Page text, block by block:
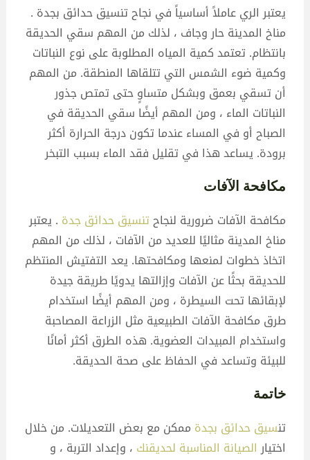
يعتبر الري عاملاً أساسياً في نجاح تنسيق حدائق بجدة .
مناخ المدينة حار وجاف ، لذلك من المهم سقي الحديقة
بانتظام. تعتمد كمية المياه المطلوبة على نوع النباتات
وكمية ضوء الشمس التي تتلقاها المنطقة. من المهم
أن تسقي بعمق وبشكل متساوٍ حتى تمتص جذور
النباتات الماء ، ومن المهم أيضًا سقي الحديقة في
الصباح أو في المساء عندما تكون درجة الحرارة أكثر
برودة. يساعد هذا في تقليل فقد الماء بسبب التبخر
مكافحة الآفات
مكافحة الآفات ضرورية لنجاحتنسيق حدائق جدة . يعتبر
مناخ المدينة مثاليًا للعديد من الآفات ، لذلك من المهم
اتخاذ خطوات لمنعها ومكافحتها. يعد التفتيش المنتظم
للحديقة بحثًا عن الآفات وإزالتها يدويًا طريقة جيدة
لإبقائها تحت السيطرة ، ومن المهم أيضًا استخدام
طرق مكافحة الآفات الطبيعية مثل الزراعة المصاحبة
واستخدام المبيدات العضوية. هذه الطرق أكثر أمانًا
للبيئة وتساعد في الحفاظ على صحة الحديقة.
خاتمة
تنسيق حدائق بجدة ممكن مع بعض التعديلات. من خلال
اختيارالصيانة المناسبة لحديقنك ، وإعداد التربة ، و